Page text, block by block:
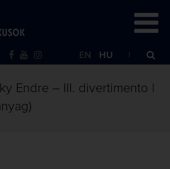
EN HU
Endre – III. divertimento |